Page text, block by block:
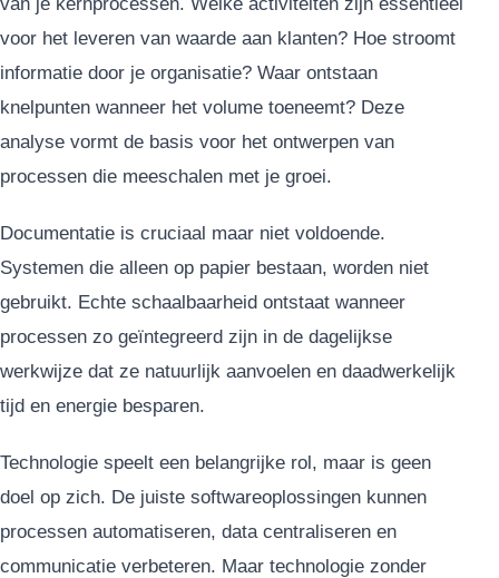
voor het leveren van waarde aan klanten? Hoe stroomt
informatie door je organisatie? Waar ontstaan
knelpunten wanneer het volume toeneemt? Deze
analyse vormt de basis voor het ontwerpen van
processen die meeschalen met je groei.
Documentatie is cruciaal maar niet voldoende.
Systemen die alleen op papier bestaan, worden niet
gebruikt. Echte schaalbaarheid ontstaat wanneer
processen zo geïntegreerd zijn in de dagelijkse
werkwijze dat ze natuurlijk aanvoelen en daadwerkelijk
tijd en energie besparen.
Technologie speelt een belangrijke rol, maar is geen
doel op zich. De juiste softwareoplossingen kunnen
processen automatiseren, data centraliseren en
communicatie verbeteren. Maar technologie zonder